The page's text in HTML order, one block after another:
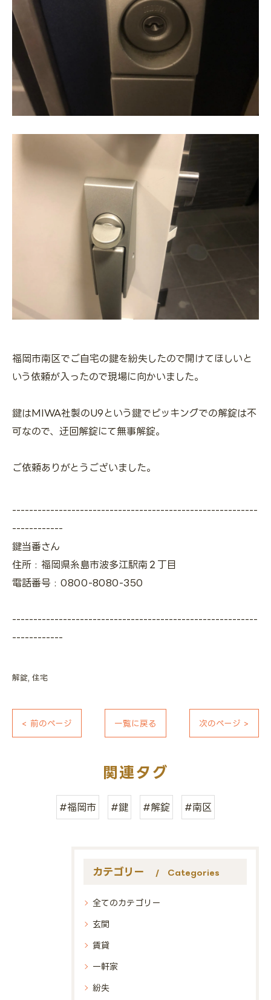
福岡市南区でご自宅の鍵を紛失したので開けてほしいと
いう依頼が入ったので現場に向かいました。
鍵はMIWA社製のU9という鍵でピッキングでの解錠は不
可なので、迂回解錠にて無事解錠。
ご依頼ありがとうございました。
----------------------------------------------------------
------------
鍵当番さん
住所 : 福岡県糸島市波多江駅南２丁目
電話番号 : 0800-8080-350
----------------------------------------------------------
------------
解錠 住宅
< 前のページ 一覧に戻る 次のページ >
関連タグ
#福岡市 #鍵 #解錠 #南区
カテゴリー Categories
全てのカテゴリー
玄関
賃貸
一軒家
紛失